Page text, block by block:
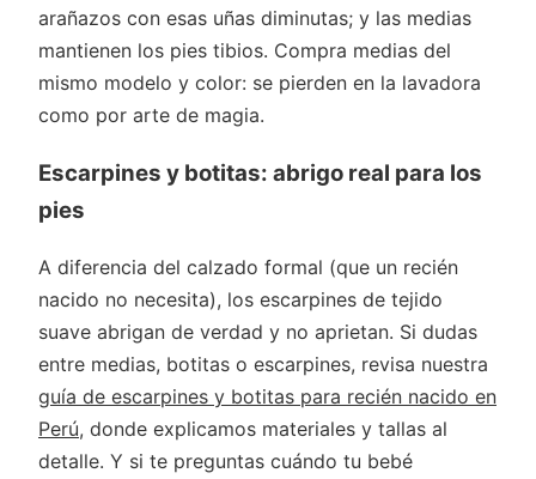
arañazos con esas uñas diminutas; y las medias
mantienen los pies tibios. Compra medias del
mismo modelo y color: se pierden en la lavadora
como por arte de magia.
Escarpines y botitas: abrigo real para los
pies
A diferencia del calzado formal (que un recién
nacido no necesita), los escarpines de tejido
suave abrigan de verdad y no aprietan. Si dudas
entre medias, botitas o escarpines, revisa nuestra
guía de escarpines y botitas para recién nacido en
Perú, donde explicamos materiales y tallas al
detalle. Y si te preguntas cuándo tu bebé